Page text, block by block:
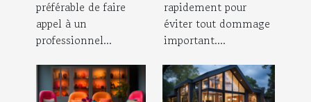
préférable de faire
appel à un
professionnel...
rapidement pour
éviter tout dommage
important....